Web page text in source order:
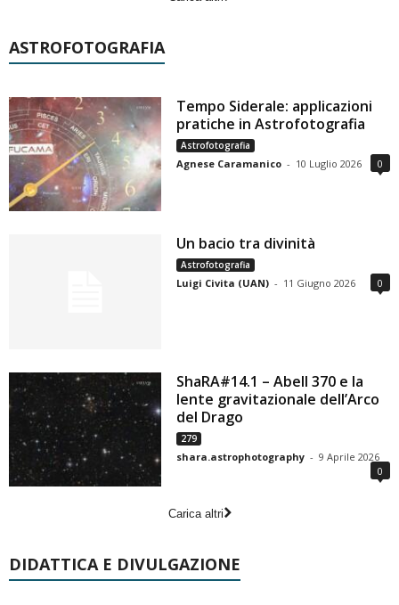
ASTROFOTOGRAFIA
Tempo Siderale: applicazioni
pratiche in Astrofotografia
Astrofotografia
Agnese Caramanico - 10 Luglio 2026 0
Un bacio tra divinità
Astrofotografia
Luigi Civita (UAN) - 11 Giugno 2026 0
ShaRA#14.1 – Abell 370 e la
lente gravitazionale dell’Arco
del Drago
279
shara.astrophotography - 9 Aprile 2026
0
Carica altri
DIDATTICA E DIVULGAZIONE